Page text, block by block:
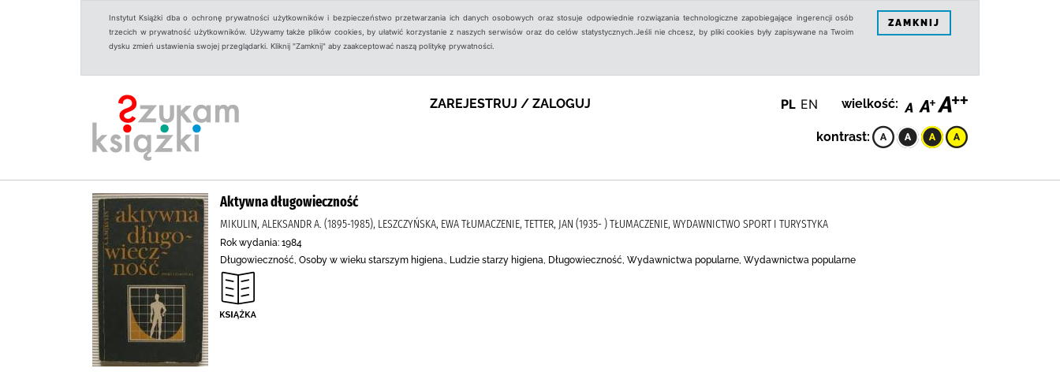
Instytut Książki dba o ochronę prywatności użytkowników i bezpieczeństwo przetwarzania ich danych osobowych oraz stosuje odpowiednie rozwiązania technologiczne zapobiegające ingerencji osób
trzecich w prywatność użytkowników. Używamy także plików cookies, by ułatwić korzystanie z naszych serwisów oraz do celów statystycznych.Jeśli nie chcesz, by pliki cookies były zapisywane na Twoim
dysku zmień ustawienia swojej przeglądarki. Kliknij "Zamknij" aby zaakceptować naszą politykę prywatności.
ZAMKNIJ
ZAREJESTRUJ / ZALOGUJ PL EN wielkość:
kontrast:
Aktywna długowieczność
MIKULIN, ALEKSANDR A. (1895-1985), LESZCZYŃSKA, EWA TŁUMACZENIE, TETTER, JAN (1935- ) TŁUMACZENIE, WYDAWNICTWO SPORT I TURYSTYKA
Rok wydania: 1984
Długowieczność, Osoby w wieku starszym higiena., Ludzie starzy higiena, Długowieczność, Wydawnictwa popularne, Wydawnictwa popularne